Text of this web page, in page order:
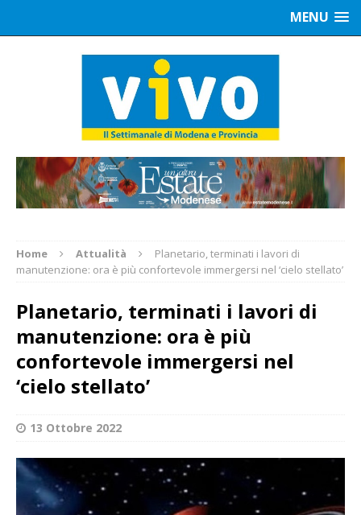
MENU
Home Attualità
Planetario, terminati i lavori di
manutenzione: ora è più confortevole immergersi nel ‘cielo stellato’
Planetario, terminati i lavori di
manutenzione: ora è più
confortevole immergersi nel
‘cielo stellato’
13 Ottobre 2022